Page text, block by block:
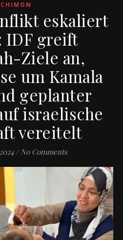
eskaliert
IDF greift
Ziele an,
um Kamala
geplanter
israelische
vereitelt
/ No Comments